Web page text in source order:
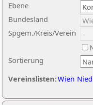
Ebene
Sortierung
Bundesland
Spgem./Kreis/Verein
Vereinslisten:Wien